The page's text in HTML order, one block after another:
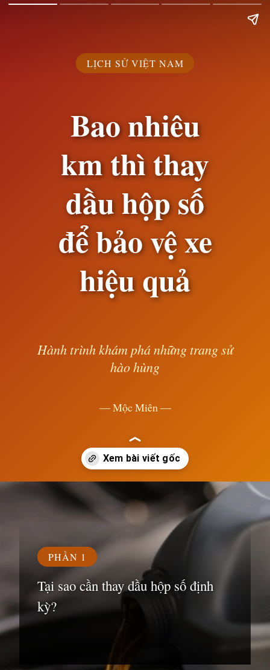
LỊCH SỬ VIỆT NAM
Bao nhiêu
km thì thay
dầu hộp số
để bảo vệ xe
hiệu quả
Hành trình khám phá những trang sử
hào hùng
— Mộc Miên —
https://susach.edu.vn/bao-nhieu-km-thi-thay-dau-hop-so
PHẦN 1
Tại sao cần thay dầu hộp số định
kỳ?